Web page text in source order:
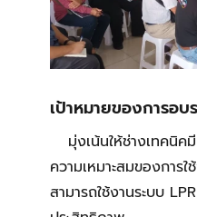
เป้าหมายของการอบ
มุ่งเน้นให้ช่างเทคนิค
ความเหมาะสมของการ
สามารถใช้งานระบบ